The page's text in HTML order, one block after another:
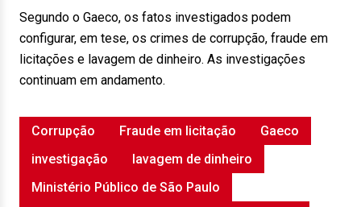
Segundo o Gaeco, os fatos investigados podem
configurar, em tese, os crimes de corrupção, fraude em
licitações e lavagem de dinheiro. As investigações
continuam em andamento.
Corrupção Fraude em licitação
Gaeco
investigação
lavagem de dinheiro
Ministério Público de São Paulo